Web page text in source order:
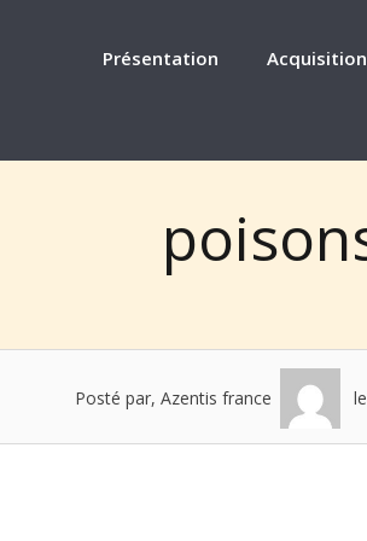
Présentation Acquisition
Posté par, Azentis france